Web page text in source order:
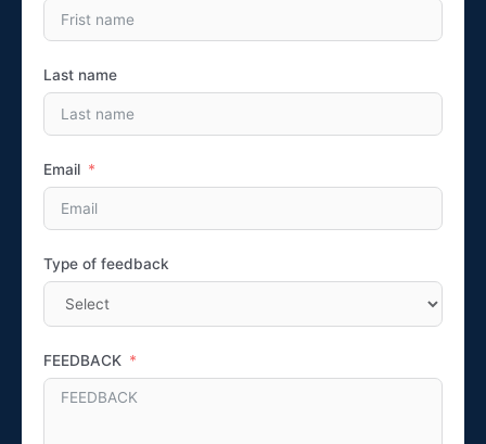
Last name
Email
Type of feedback
FEEDBACK